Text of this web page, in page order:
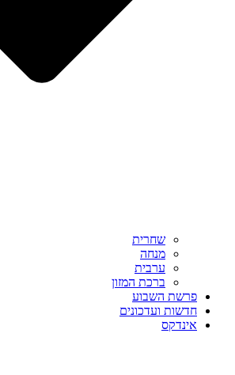
שחרית
מנחה
ערבית
ברכת המזון
פרשת השבוע
חדשות ועדכונים
אינדקס